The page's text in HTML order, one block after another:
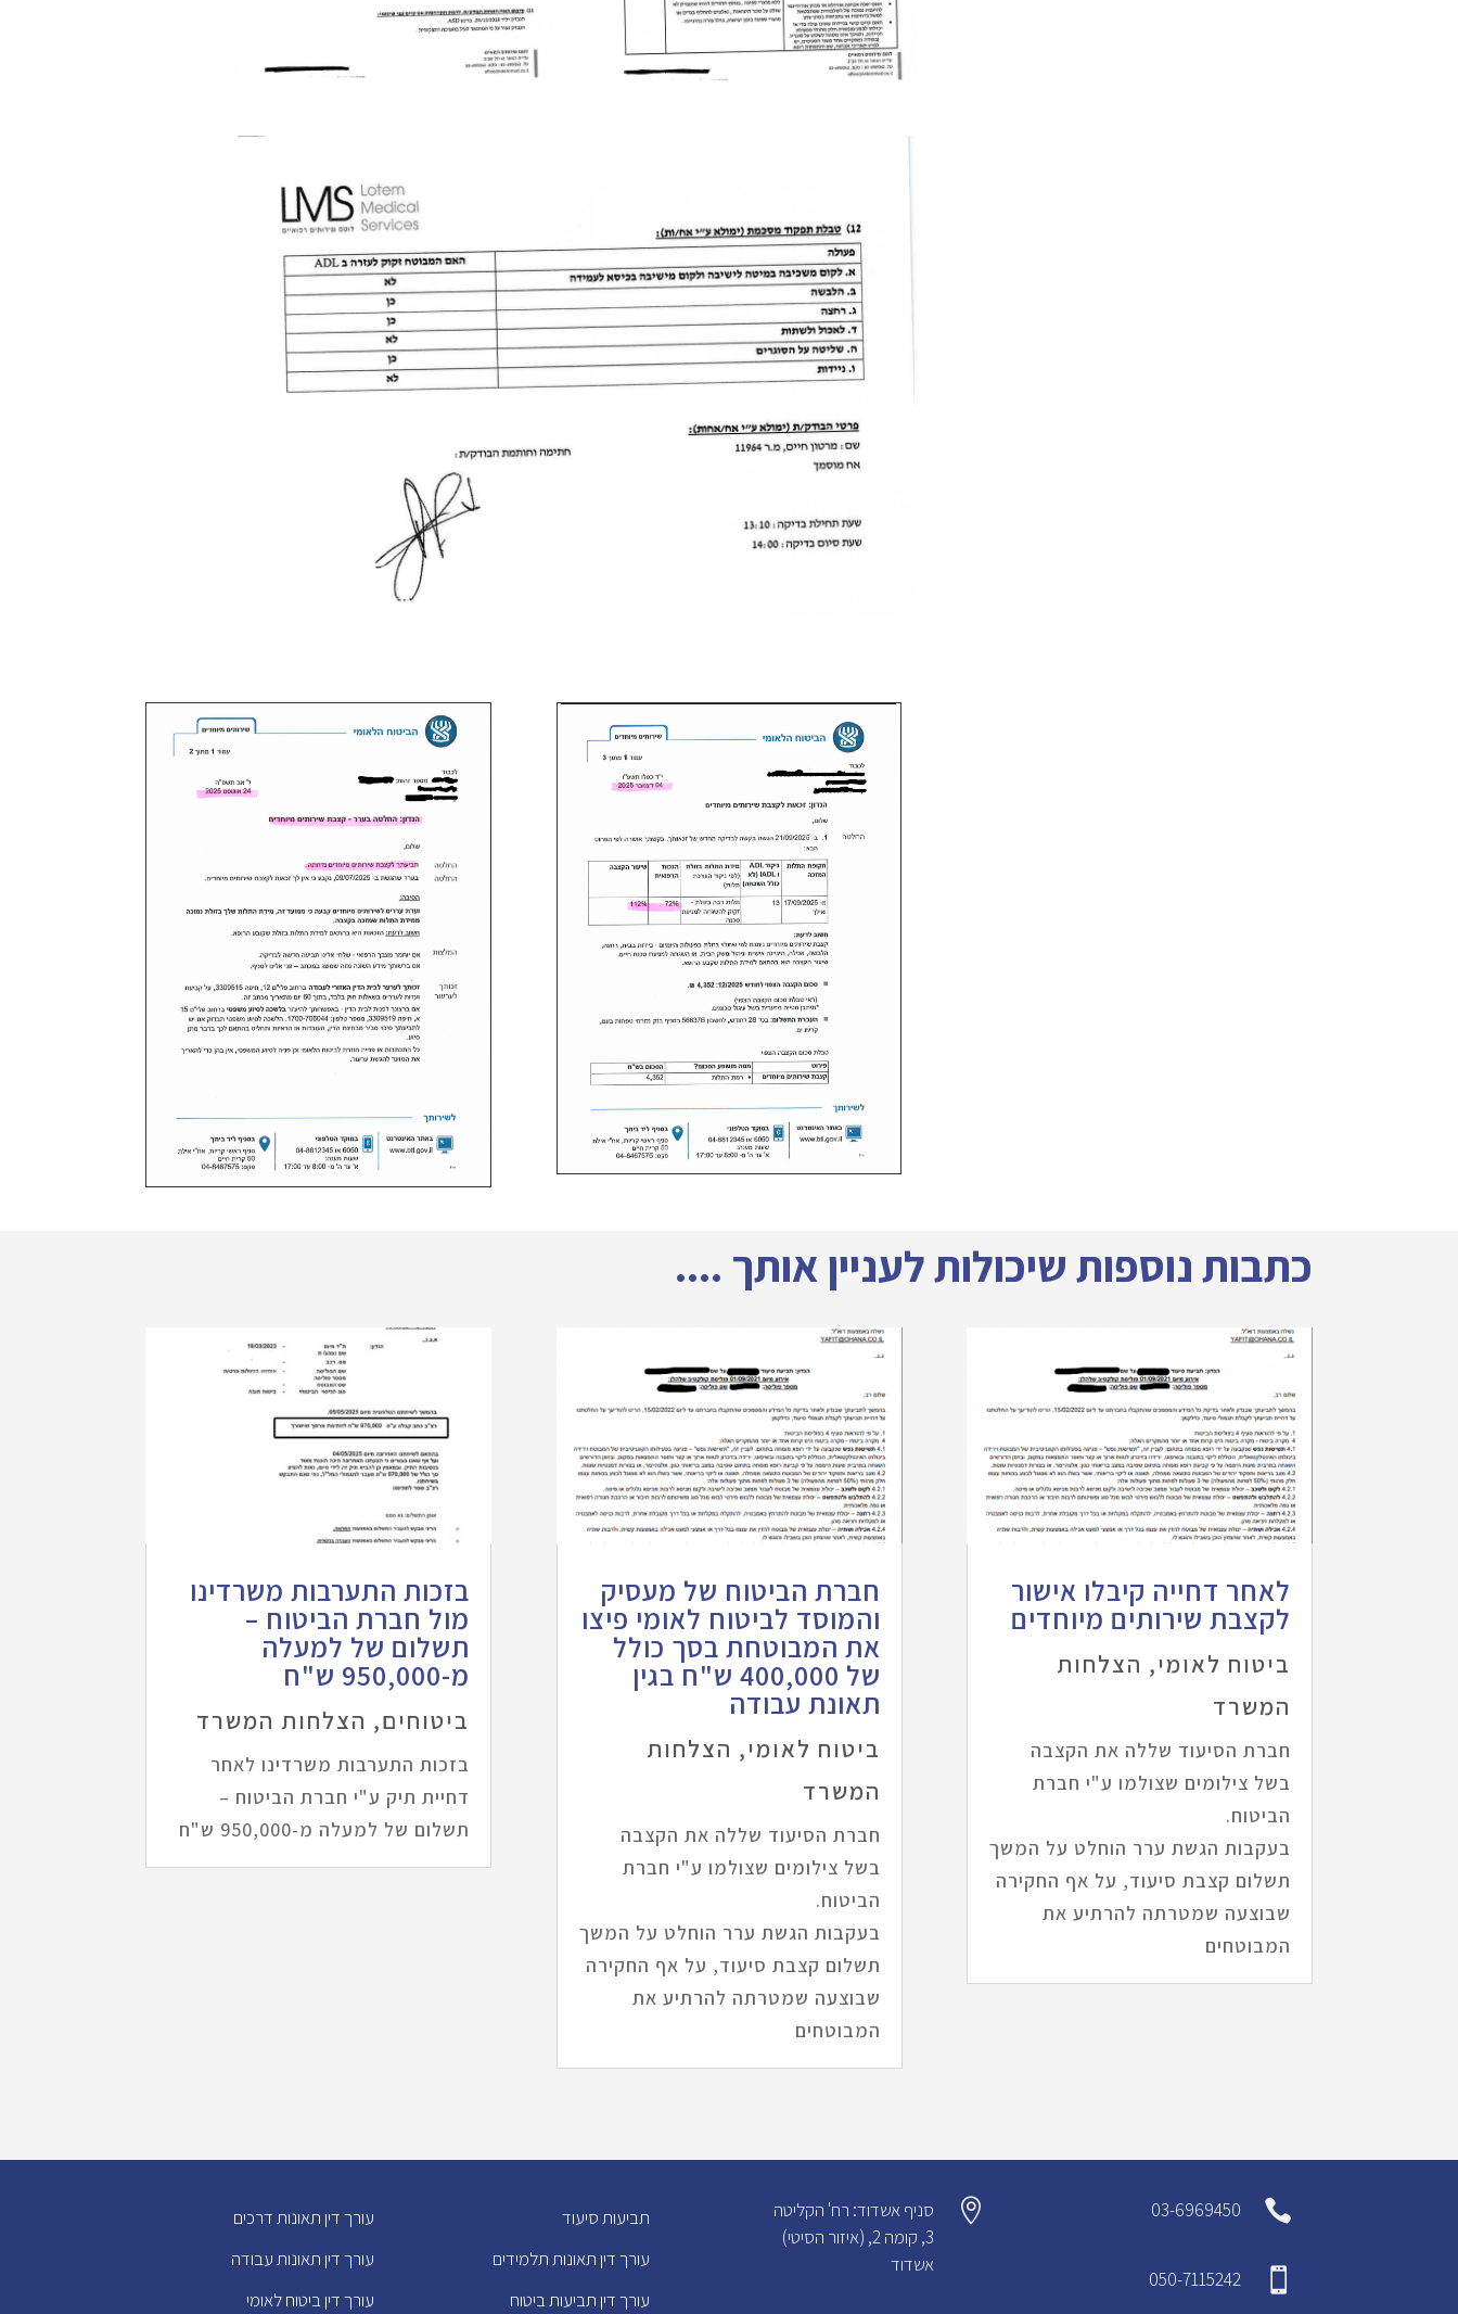
כתבות נוספות שיכולות לעניין אותך ....
לאחר דחייה קיבלו אישור
לקצבת שירותים מיוחדים
ביטוח לאומי, הצלחות
המשרד
חברת הסיעוד שללה את הקצבה
בשל צילומים שצולמו ע"י חברת
הביטוח.
בעקבות הגשת ערר הוחלט על המשך
תשלום קצבת סיעוד, על אף החקירה
שבוצעה שמטרתה להרתיע את
המבוטחים
חברת הביטוח של מעסיק
והמוסד לביטוח לאומי פיצו
את המבוטחת בסך כולל
של 400,000 ש"ח בגין
תאונת עבודה
ביטוח לאומי, הצלחות
המשרד
חברת הסיעוד שללה את הקצבה
בשל צילומים שצולמו ע"י חברת
הביטוח.
בעקבות הגשת ערר הוחלט על המשך
תשלום קצבת סיעוד, על אף החקירה
שבוצעה שמטרתה להרתיע את
המבוטחים
בזכות התערבות משרדינו
מול חברת הביטוח –
תשלום של למעלה
מ-950,000 ש"ח
ביטוחים, הצלחות המשרד
בזכות התערבות משרדינו לאחר
דחיית תיק ע"י חברת הביטוח –
תשלום של למעלה מ-950,000 ש"ח
עורך דין תאונות דרכים
עורך דין תאונות עבודה
עורך דין ביטוח לאומי
תביעות סיעוד
עורך דין תאונות תלמידים
עורך דין תביעות ביטוח

סניף אשדוד: רח' הקליטה
3, קומה 2, (איזור הסיטי)
אשדוד

03-6969450

050-7115242